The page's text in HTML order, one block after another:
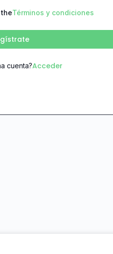
Términos y condiciones
cuenta?Acceder